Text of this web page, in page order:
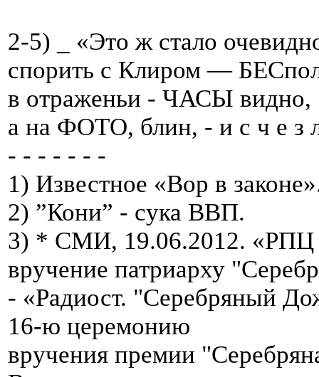
2-5) _ «Это ж стало
спорить с Клиром —
в отраженьи - ЧАСЫ видно,
а на ФОТО, блин, - и с ч е
- - - - - - -
1) Известное «Вор в
2) ”Кони” - сука ВВП.
3) * СМИ, 19.06.2012. «РПЦ
вручение патриарху
- «Радиост. "Серебряный
16-ю церемонию
вручения премии